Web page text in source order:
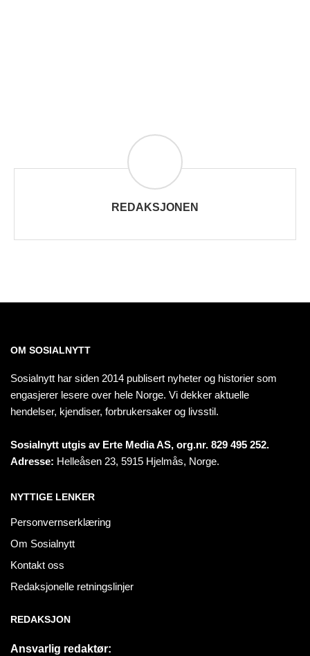
REDAKSJONEN
OM SOSIALNYTT
Sosialnytt har siden 2014 publisert nyheter og historier som
engasjerer lesere over hele Norge. Vi dekker aktuelle
hendelser, kjendiser, forbrukersaker og livsstil.
Sosialnytt utgis av Erte Media AS, org.nr. 829 495 252.
Adresse: Helleåsen 23, 5915 Hjelmås, Norge.
NYTTIGE LENKER
Personvernserklæring
Om Sosialnytt
Kontakt oss
Redaksjonelle retningslinjer
REDAKSJON
Ansvarlig redaktør: